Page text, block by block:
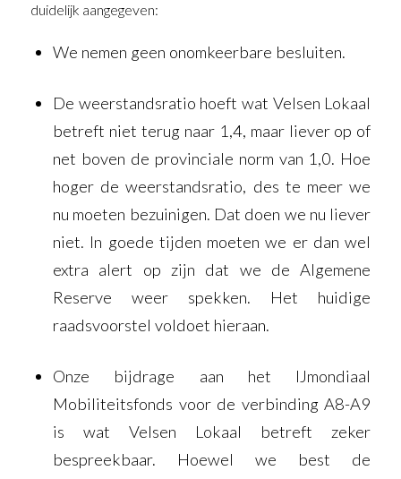
duidelijk aangegeven:
We nemen geen onomkeerbare besluiten.
De weerstandsratio hoeft wat Velsen Lokaal
betreft niet terug naar 1,4, maar liever op of
net boven de provinciale norm van 1,0. Hoe
hoger de weerstandsratio, des te meer we
nu moeten bezuinigen. Dat doen we nu liever
niet. In goede tijden moeten we er dan wel
extra alert op zijn dat we de Algemene
Reserve weer spekken. Het huidige
raadsvoorstel voldoet hieraan.
Onze bijdrage aan het IJmondiaal
Mobiliteitsfonds voor de verbinding A8-A9
is wat Velsen Lokaal betreft zeker
bespreekbaar. Hoewel we best de